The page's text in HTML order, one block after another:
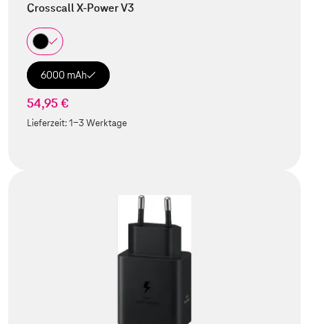
Crosscall X-Power V3
6000 mAh
54,95 €
Lieferzeit:1-3 Werktage